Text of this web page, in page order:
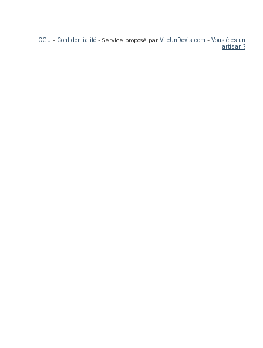
CGU - Confidentialité - Service proposé par ViteUnDevis.com - Vous êtes un
artisan ?